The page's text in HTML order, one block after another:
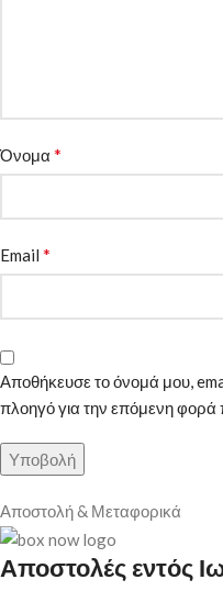
Όνομα *
Email *
Αποθήκευσε το όνομά μου,
πλοηγό για την επόμενη
Αποστολή & Μεταφορικά
Αποστολές εντός